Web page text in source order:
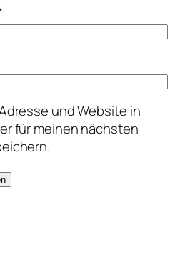
und Website in
für meinen nächsten